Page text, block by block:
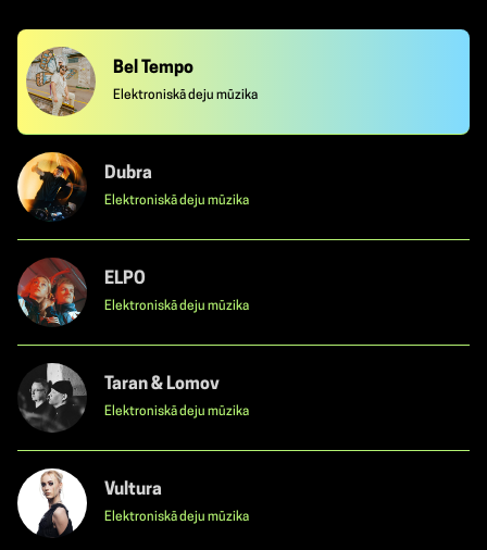
Bel Tempo
Elektroniskā deju mūzika
Dubra
Elektroniskā deju mūzika
ELPO
Elektroniskā deju mūzika
Taran & Lomov
Elektroniskā deju mūzika
Vultura
Elektroniskā deju mūzika